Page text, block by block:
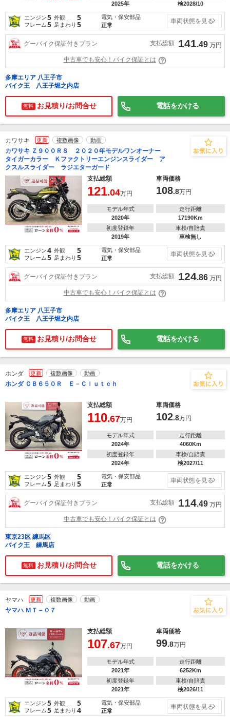
2025年
検2028/10
エンジン5 外観 5
フレーム5 足まわり 5
電気・保安部品
正常
車両状態を見る
グーバイク保証付きプラン 支払総額 141.49 万円
中古車でも安心！バイク保証とは
多摩エリア 八王子市
バイク王 八王子堀之内店
無料 お見積り/お問合せ 電話をかける
カワサキ 更新 複数画像 動画
カワサキ Ｚ９００ＲＳ ２０２０年モデルワンオーナー
タイガーカラー Ｋファクトリーエンジンスライダー ア
クスルスライダー ラジエターガード
支払総額
車両価格
121.04万円 108.8万円
モデル年式
2020年
走行距離
17190Km
初度登録年
2019年
車検/自賠責
車検無し
エンジン4 外観 5
フレーム5 足まわり 5
電気・保安部品
正常
車両状態を見る
グーバイク保証付きプラン 支払総額 124.86 万円
中古車でも安心！バイク保証とは
多摩エリア 八王子市
バイク王 八王子堀之内店
無料 お見積り/お問合せ 電話をかける
ホンダ 更新 複数画像 動画
ホンダ ＣＢ６５０Ｒ Ｅ－Ｃｌｕｔｃｈ
支払総額 車両価格
110.67万円 102.8万円
モデル年式
2024年
走行距離
4060Km
初度登録年
2024年
車検/自賠責
検2027/11
エンジン5 外観 5
フレーム5 足まわり 5
電気・保安部品
正常
車両状態を見る
グーバイク保証付きプラン 支払総額 114.49 万円
中古車でも安心！バイク保証とは
東京23区 練馬区
バイク王 練馬店
無料 お見積り/お問合せ 電話をかける
ヤマハ 更新 複数画像 動画
ヤマハ ＭＴ－０７
支払総額 車両価格
107.67万円 99.8万円
モデル年式
2021年
走行距離
6252Km
初度登録年
2021年
車検/自賠責
検2026/11
エンジン5 外観 5
フレーム5 足まわり 4
電気・保安部品
正常
車両状態を見る